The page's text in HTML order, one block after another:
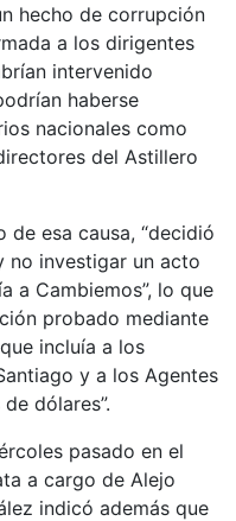
hecho de corrupción
a los dirigentes
intervenido
haberse
nacionales como
del Astillero
de esa causa, “decidió
no investigar un acto
a Cambiemos”, lo que
probado mediante
incluía a los
y a los Agentes
dólares”.
pasado en el
a cargo de Alejo
indicó además que